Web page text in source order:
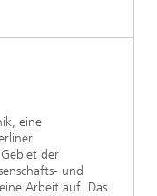
eine
der
und
Arbeit auf. Das